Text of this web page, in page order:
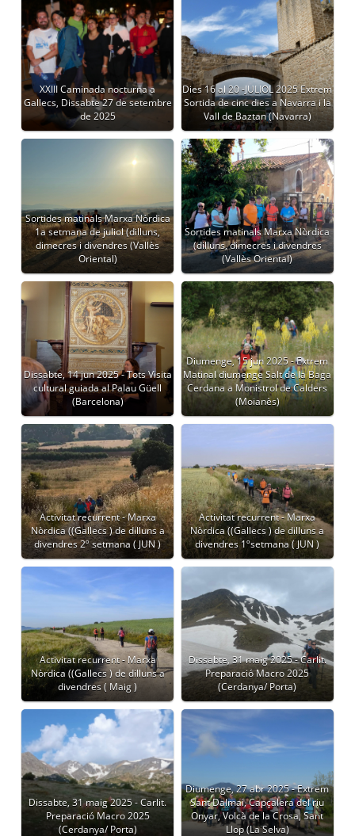
XXIII Caminada nocturna a
Gallecs, Dissabte 27 de setembre
de 2025
Dies 16 al 20 -JULIOL 2025 Extrem
Sortida de cinc dies a Navarra i la
Vall de Baztan (Navarra)
Sortides matinals Marxa Nòrdica
1a setmana de juliol (dilluns,
dimecres i divendres (Vallès
Oriental)
Sortides matinals Marxa Nòrdica
(dilluns, dimecres i divendres
(Vallès Oriental)
Dissabte, 14 jun 2025 - Tots Visita
cultural guiada al Palau Güell
(Barcelona)
Diumenge, 15 jun 2025 - Extrem
Matinal diumenge Salt de la Baga
Cerdana a Monistrol de Calders
(Moianès)
Activitat recurrent - Marxa
Nòrdica ((Gallecs ) de dilluns a
divendres 2º setmana ( JUN )
Activitat recurrent - Marxa
Nòrdica ((Gallecs ) de dilluns a
divendres 1ºsetmana ( JUN )
Activitat recurrent - Marxa
Nòrdica ((Gallecs ) de dilluns a
divendres ( Maig )
Dissabte, 31 maig 2025 - Carlit.
Preparació Macro 2025
(Cerdanya/ Porta)
Dissabte, 31 maig 2025 - Carlit.
Preparació Macro 2025
(Cerdanya/ Porta)
Diumenge, 27 abr 2025 - Extrem
Sant Dalmai, Capçalera del riu
Onyar, Volcà de la Crosa, Sant
Llop (La Selva)